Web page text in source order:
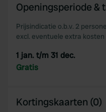
Openingsperiode &
Prijsindicatie o.b.v. 2
excl. eventuele extra kosten
1 jan. t/m 31 dec.
Gratis
Kortingskaarten (0)